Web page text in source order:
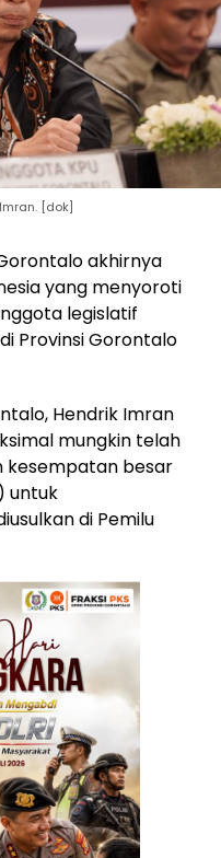
[dok]
akhirnya
yang menyoroti
legislatif
Provinsi Gorontalo
Hendrik Imran
mungkin telah
kesempatan besar
untuk
di Pemilu